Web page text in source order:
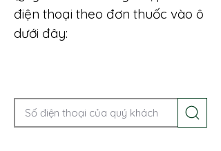
điện thoại theo đơn thuốc vào ô
dưới đây: